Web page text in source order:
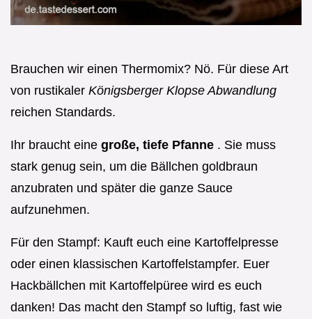
Brauchen wir einen Thermomix? Nö. Für diese Art
von rustikaler Königsberger Klopse Abwandlung
reichen Standards.
Ihr braucht eine große, tiefe Pfanne . Sie muss
stark genug sein, um die Bällchen goldbraun
anzubraten und später die ganze Sauce
aufzunehmen.
Für den Stampf: Kauft euch eine Kartoffelpresse
oder einen klassischen Kartoffelstampfer. Euer
Hackbällchen mit Kartoffelpüree wird es euch
danken! Das macht den Stampf so luftig, fast wie